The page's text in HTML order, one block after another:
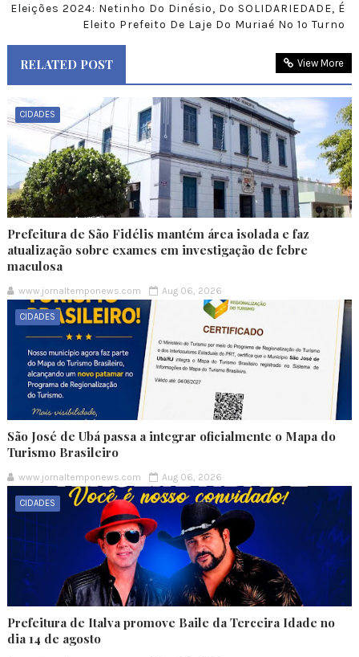
Eleições 2024: Netinho Do Dinésio, Do SOLIDARIEDADE, É
Eleito Prefeito De Laje Do Muriaé No 1º Turno
RELATED POST View More
CIDADES
Prefeitura de São Fidélis mantém área isolada e faz
atualização sobre exames em investigação de febre
maculosa
www.jornaltemponews.com Aug 06, 2026
CIDADES
São José de Ubá passa a integrar oficialmente o Mapa do
Turismo Brasileiro
www.jornaltemponews.com Aug 06, 2026
CIDADES
Prefeitura de Italva promove Baile da Terceira Idade no
dia 14 de agosto